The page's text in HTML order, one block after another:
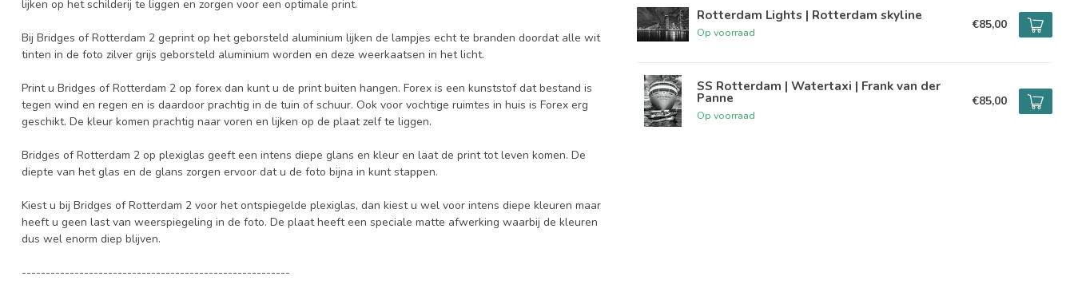
lijken op het schilderij te liggen en zorgen voor een optimale print.
Bij Bridges of Rotterdam 2 geprint op het geborsteld aluminium lijken de lampjes echt te branden doordat alle wit
tinten in de foto zilver grijs geborsteld aluminium worden en deze weerkaatsen in het licht.
Print u Bridges of Rotterdam 2 op forex dan kunt u de print buiten hangen. Forex is een kunststof dat bestand is
tegen wind en regen en is daardoor prachtig in de tuin of schuur. Ook voor vochtige ruimtes in huis is Forex erg
geschikt. De kleur komen prachtig naar voren en lijken op de plaat zelf te liggen.
Bridges of Rotterdam 2 op plexiglas geeft een intens diepe glans en kleur en laat de print tot leven komen. De
diepte van het glas en de glans zorgen ervoor dat u de foto bijna in kunt stappen.
Kiest u bij Bridges of Rotterdam 2 voor het ontspiegelde plexiglas, dan kiest u wel voor intens diepe kleuren maar
heeft u geen last van weerspiegeling in de foto. De plaat heeft een speciale matte afwerking waarbij de kleuren
dus wel enorm diep blijven.
--------------------------------------------------------
Rotterdam Lights | Rotterdam skyline
Op voorraad
€85,00
SS Rotterdam | Watertaxi | Frank van der
Panne
Op voorraad
€85,00